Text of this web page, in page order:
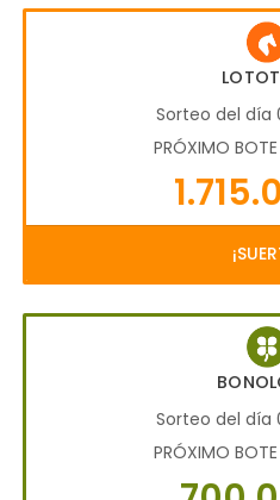
Sorteo del
PRÓXIMO
Sorteo del
PRÓXIMO